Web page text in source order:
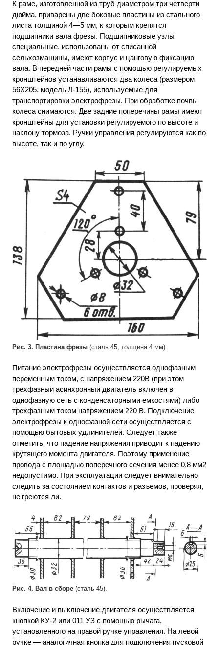
К раме, изготовленной из труб диаметром три четверти
дюйма, приварены две боковые пластины из стального
листа толщиной 4—5 мм, к которым крепятся
подшипники вала фрезы. Подшипниковые узлы
специальные, использованы от списанной
сельхозмашины, имеют корпус и цанговую фиксацию
вала. В передней части рамы с помощью регулируемых
кронштейнов устанавливаются два колеса (размером
56X205, модель Л-155), используемые для
транспортировки электрофрезы. При обработке почвы
колеса снимаются. Две задние поперечины рамы имеют
кронштейны для установки регулируемого по высоте и
наклону тормоза. Ручки управления регулируются как по
высоте, так и по углу.
Рис. 3. Пластина фрезы (сталь 45, толщина 4 мм).
Питание электрофрезы осуществляется однофазным
переменным током, с напряжением 220В (при этом
трехфазный асинхронный двигатель включен в
однофазную сеть с конденсаторными емкостями) либо
трехфазным током напряжением 220 В. Подключение
электрофрезы к однофазной сети осуществляется с
помощью бытовых удлинителей. Следует также
отметить, что падение напряжения приводит к падению
крутящего момента двигателя. Поэтому применение
провода с площадью поперечного сечения менее 0,8 мм2
недопустимо. При эксплуатации следует внимательно
следить за состоянием контактов и разъемов, проверяя,
не греются ли.
Рис. 4. Вал в сборе (сталь 45).
Включение и выключение двигателя осуществляется
кнопкой КУ-2 или 011 УЗ с помощью рычага,
установленного на правой ручке управления. На левой
ручке — аналогичная кнопка для подключения пусковой